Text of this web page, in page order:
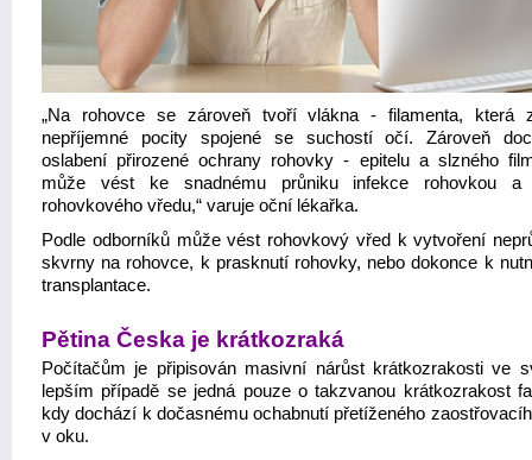
„Na rohovce se zároveň tvoří vlákna - filamenta, která
nepříjemné pocity spojené se suchostí očí. Zároveň
oslabení přirozené ochrany rohovky - epitelu a slzného
může vést ke snadnému průniku infekce rohovkou a
rohovkového vředu,“ varuje oční lékařka.
Podle odborníků může vést rohovkový vřed k vytvoření
skvrny na rohovce, k prasknutí rohovky, nebo dokonce k
transplantace.
Pětina Česka je krátkozraká
Počítačům je připisován masivní nárůst krátkozrakosti ve
lepším případě se jedná pouze o takzvanou krátkozrakost
kdy dochází k dočasnému ochabnutí přetíženého
v oku.